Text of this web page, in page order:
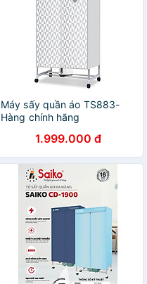
Máy sấy quần áo TS883-
Hàng chính hãng
1.999.000 đ